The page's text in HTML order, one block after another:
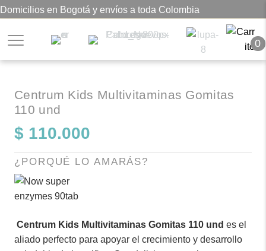
Domicilios en Bogotá y envíos a toda Colombia
0
Centrum Kids Multivitaminas Gomitas
110 und
$ 110.000
¿PORQUÉ LO AMARÁS?
Centrum Kids Multivitaminas Gomitas 110 und es el
aliado perfecto para apoyar el crecimiento y desarrollo